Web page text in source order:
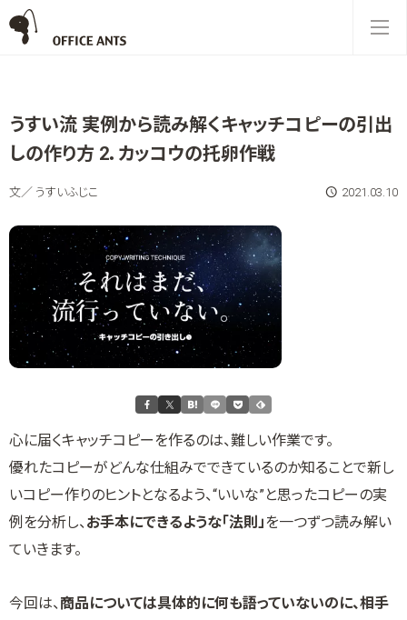
うすい流 実例から読み解くキャッチコピーの引出
しの作り方 2．カッコウの托卵作戦
文／ うすいふじこ 2021.03.10
心に届くキャッチコピーを作るのは、難しい作業です。
優れたコピーがどんな仕組みでできているのか知ることで新し
いコピー作りのヒントとなるよう、“いいな”と思ったコピーの実
例を分析し、 お手本にできるような「法則」を一つずつ読み解い
ていきます。
今回は、 商品については具体的に何も語っていないのに、相手